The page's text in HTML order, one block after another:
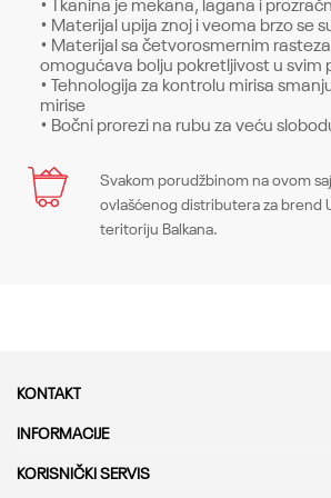
• Materijal upija znoj i veoma brzo se
• Materijal sa četvorosmernim
omogućava bolju pokretljivost u svim
• Tehnologija za kontrolu mirisa
mirise
• Bočni prorezi na rubu za veću
Karakteristika
Kategorija
CO
Ime/Nadimak
Svakom porudžbinom na ovom
ovlašćenog distributera za brend
teritoriju Balkana.
KONTAKT
Kvantum Sport d.o.o.
Adresa
INFORMACIJE
O nama
KORISNIČKI SERVIS